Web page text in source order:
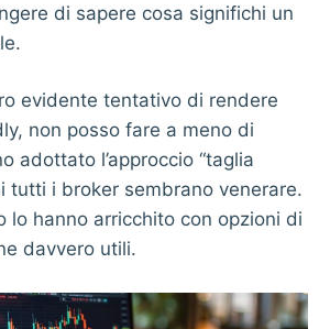
di sapere cosa significhi un
evidente tentativo di rendere
non posso fare a meno di
adottato l’approccio “taglia
tutti i broker sembrano venerare.
lo hanno arricchito con opzioni di
davvero utili.